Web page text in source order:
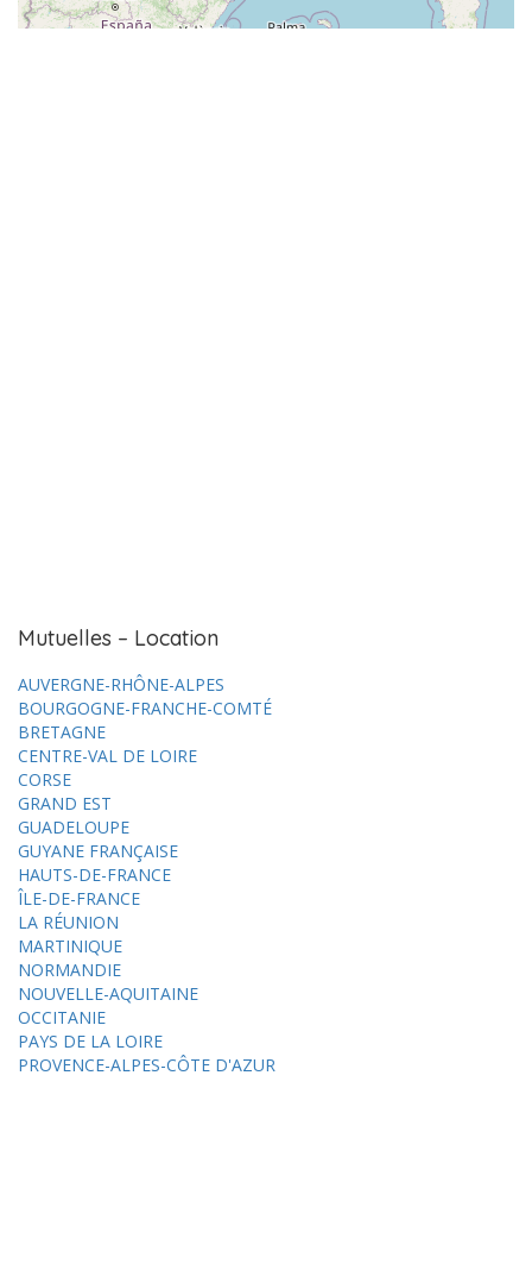
Mutuelles – Location
AUVERGNE-RHÔNE-ALPES
BOURGOGNE-FRANCHE-COMTÉ
BRETAGNE
CENTRE-VAL DE LOIRE
CORSE
GRAND EST
GUADELOUPE
GUYANE FRANÇAISE
HAUTS-DE-FRANCE
ÎLE-DE-FRANCE
LA RÉUNION
MARTINIQUE
NORMANDIE
NOUVELLE-AQUITAINE
OCCITANIE
PAYS DE LA LOIRE
PROVENCE-ALPES-CÔTE D'AZUR